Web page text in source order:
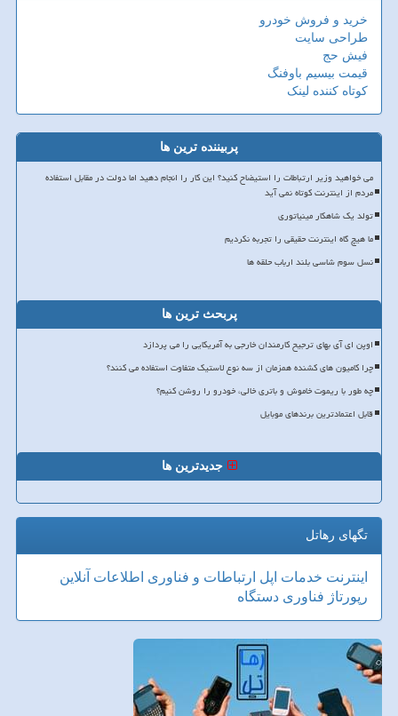
خرید و فروش خودرو
طراحی سایت
فیش حج
قیمت بیسیم باوفنگ
کوتاه کننده لینک
پربیننده ترین ها
می خواهید وزیر ارتباطات را استیضاح کنید؟ این کار را انجام دهید اما دولت در مقابل استفاده
مردم از اینترنت کوتاه نمی آید
تولد یک شاهکار مینیاتوری
ما هیچ گاه اینترنت حقیقی را تجربه نکردیم
نسل سوم شاسی بلند ارباب حلقه ها
پربحث ترین ها
اوپن ای آی بهای ترجیح کارمندان خارجی به آمریکایی را می پردازد
چرا کامیون های کشنده همزمان از سه نوع لاستیک متفاوت استفاده می کنند؟
چه طور با ریموت خاموش و باتری خالی، خودرو را روشن کنیم؟
قابل اعتمادترین برندهای موبایل
جدیدترین ها
تگهای رهاتل
اینترنت خدمات اپل ارتباطات و فناوری اطلاعات آنلاین
رپورتاژ فناوری دستگاه